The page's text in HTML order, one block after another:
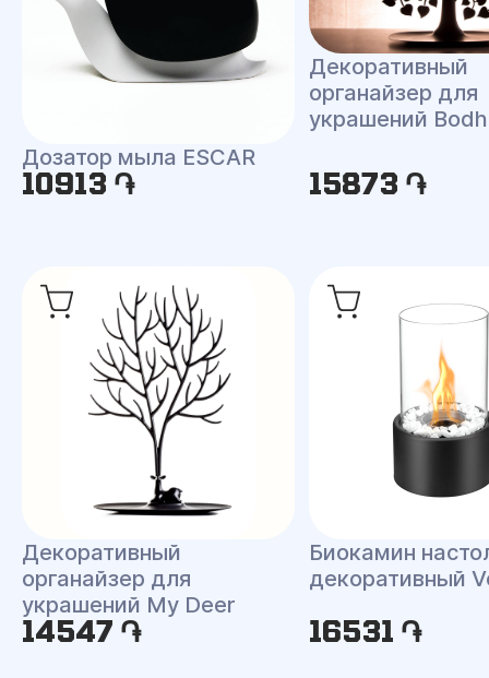
Дозатор мыла ESCAR
10913 ֏
Декоративный
органайзер для
украшений
15873 ֏
Декоративный
органайзер для
украшений My Deer
14547 ֏
Биокамин
декоративный
16531 ֏